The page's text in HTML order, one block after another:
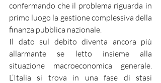
confermando che il problema riguarda in
primo luogo la gestione complessiva della
finanza pubblica nazionale.
Il dato sul debito diventa ancora più
allarmante se letto insieme alla
situazione macroeconomica generale.
L’Italia si trova in una fase di stasi